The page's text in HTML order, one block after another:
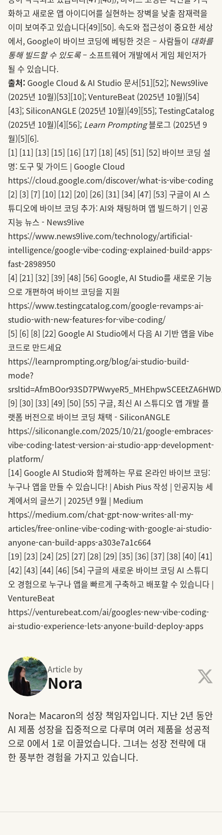
화하고 새로운 앱 아이디어를 실현하는 장벽을 낮출 잠재력을
이미 보여주고 있습니다[49][50]. 속도와 접근성이 중요한 세상
에서, Google이 바이브 코딩에 베팅한 것은 – 사람들이 대화를
통해 빌드할 수 있도록– 소프트웨어 개발에서 게임 체인저가
될 수 있습니다.
출처: Google Cloud & AI Studio 문서[51][52]; News9live
(2025년 10월)[53][10]; VentureBeat (2025년 10월)[54]
[43]; SiliconANGLE (2025년 10월)[49][55]; TestingCatalog
(2025년 10월)[4][56]; Learn Prompting블로그 (2025년 9
월)[5][6].
[1] [11] [13] [15] [16] [17] [18] [45] [51] [52] 바이브 코딩 설
명: 도구 및 가이드 | Google Cloud
https://cloud.google.com/discover/what-is-vibe-coding
[2] [3] [7] [10] [12] [20] [26] [31] [34] [47] [53] 구글이 AI 스
튜디오에 바이브 코딩 추가: AI와 채팅하며 앱 빌드하기 | 인공
지능 뉴스 - News9live
https://www.news9live.com/technology/artificial-
intelligence/google-vibe-coding-explained-build-apps-
fast-2898950
[4] [21] [32] [39] [48] [56] Google, AI Studio를 새로운 기능
으로 개편하여 바이브 코딩을 지원
https://www.testingcatalog.com/google-revamps-ai-
studio-with-new-features-for-vibe-coding/
[5] [6] [8] [22] Google AI Studio에서 다음 AI 기반 앱을 Vibe
코드로 만드세요
https://learnprompting.org/blog/ai-studio-build-
mode?
[9] [30] [33] [49] [50] [55] 구글, 최신 AI 스튜디오 앱 개발 플
랫폼 버전으로 바이브 코딩 채택 - SiliconANGLE
https://siliconangle.com/2025/10/21/google-embraces-
vibe-coding-latest-version-ai-studio-app-development-
platform/
[14] Google AI Studio와 함께하는 무료 온라인 바이브 코딩:
누구나 앱을 만들 수 있습니다! | Abish Pius 작성 | 인공지능 세
계에서의 글쓰기 | 2025년 9월 | Medium
https://medium.com/chat-gpt-now-writes-all-my-
articles/free-online-vibe-coding-with-google-ai-studio-
anyone-can-build-apps-a303e7a1c664
[19] [23] [24] [25] [27] [28] [29] [35] [36] [37] [38] [40] [41]
[42] [43] [44] [46] [54] 구글의 새로운 바이브 코딩 AI 스튜디
오 경험으로 누구나 앱을 빠르게 구축하고 배포할 수 있습니다 |
VentureBeat
https://venturebeat.com/ai/googles-new-vibe-coding-
ai-studio-experience-lets-anyone-build-deploy-apps
Article by
Nora
Nora는 Macaron의 성장 책임자입니다. 지난 2년 동안
AI 제품 성장을 집중적으로 다루며 여러 제품을 성공적
으로 0에서 1로 이끌었습니다. 그녀는 성장 전략에 대
한 풍부한 경험을 가지고 있습니다.